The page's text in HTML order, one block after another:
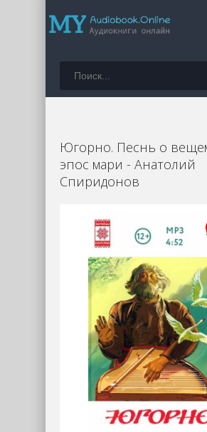
Югорно. Песнь о
эпос мари - Анатолий
Спиридонов